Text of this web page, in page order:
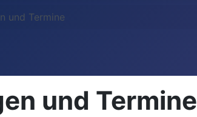
und Termine
und Termine